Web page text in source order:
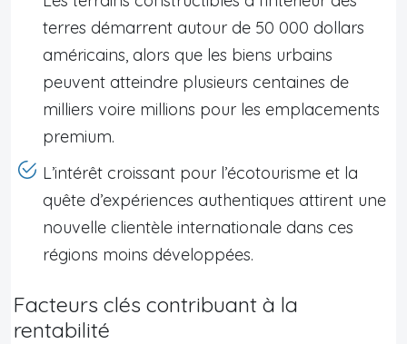
terres démarrent autour de 50 000 dollars
américains, alors que les biens urbains
peuvent atteindre plusieurs centaines de
milliers voire millions pour les emplacements
premium.
L’intérêt croissant pour l’écotourisme et la
quête d’expériences authentiques attirent une
nouvelle clientèle internationale dans ces
régions moins développées.
Facteurs clés contribuant à la
rentabilité